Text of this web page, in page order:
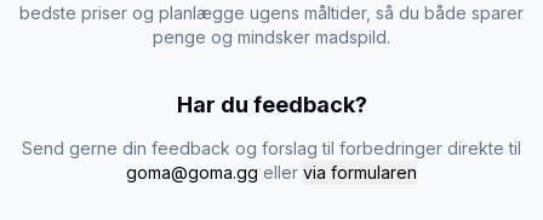
bedste priser og planlægge ugens måltider, så du både sparer
penge og mindsker madspild.
Har du feedback?
Send gerne din feedback og forslag til forbedringer direkte til
goma@goma.gg eller via formularen